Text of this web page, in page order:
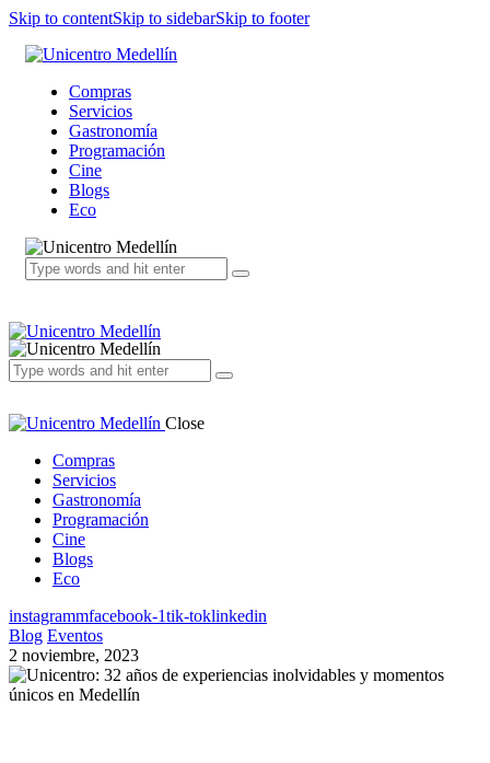
Skip to contentSkip to sidebarSkip to footer
Compras
Servicios
Gastronomía
Programación
Cine
Blogs
Eco
Close
Compras
Servicios
Gastronomía
Programación
Cine
Blogs
Eco
instagrammfacebook-1tik-toklinkedin
Blog Eventos
2 noviembre, 2023